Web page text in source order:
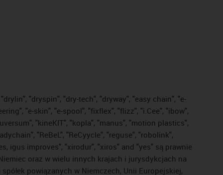
"dryspin", "dry-tech", "dryway", "easy chain", "e-
"e-skin", "e-spool", "fixflex", "flizz", "i.Cee", "ibow",
"kineKIT", "kopla", "manus", "motion plastics",
"ReBeL", "ReCyycle", "reguse", "robolink",
igus improves", "xirodur", "xiros" and "yes" są prawnie
oraz w wielu innych krajach i jurysdykcjach na
powiązanych w Niemczech, Unii Europejskiej,